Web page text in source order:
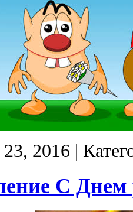
2016 |
С